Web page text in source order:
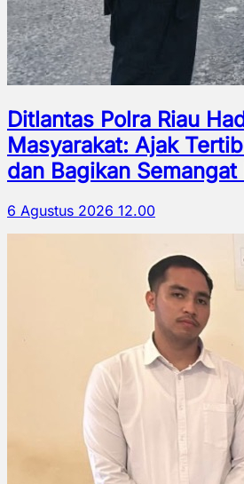
Ditlantas Polra Riau
Masyarakat: Ajak
dan Bagikan
6 Agustus 2026 12.00